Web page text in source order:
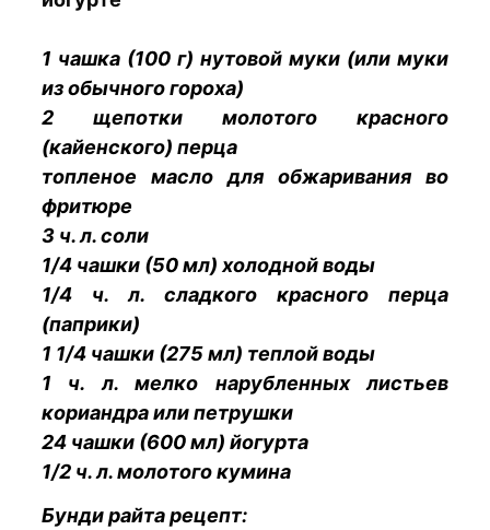
1 чашка (100 г) нутовой муки (или муки
из обычного гороха)
2 щепотки молотого красного
(кайенского) перца
топленое масло для обжаривания во
фритюре
3 ч. л. соли
1/4 чашки (50 мл) холодной воды
1/4 ч. л. сладкого красного перца
(паприки)
1 1/4 чашки (275 мл) теплой воды
1 ч. л. мелко нарубленных листьев
кориандра или петрушки
24 чашки (600 мл) йогурта
1/2 ч. л. молотого кумина
Бунди райта рецепт: